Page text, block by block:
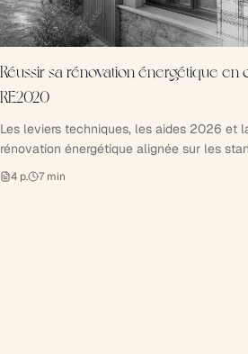
Réussir sa rénovation énergétique
RE2020
Les leviers techniques, les aides 2026 et
rénovation énergétique alignée sur les
4 p. 7 min